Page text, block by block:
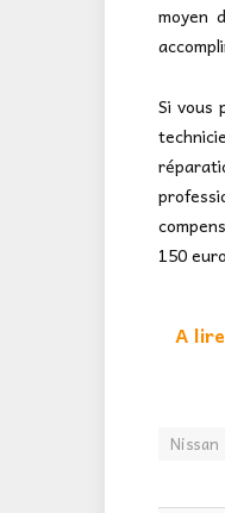
moyen
Si vous
150
A
Nissan